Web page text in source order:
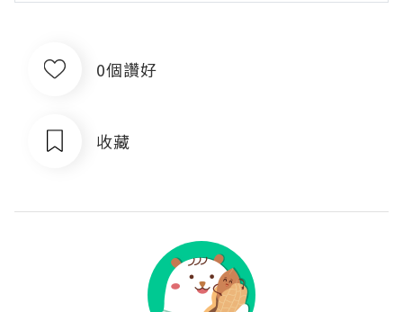
0個讚好
收藏